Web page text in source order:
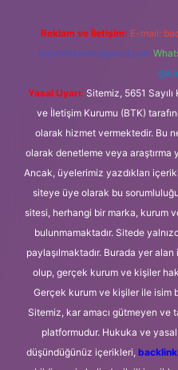
Reklam ve İletişim: E-mail:
forumhizmeti@gmail.com
Yasal Uyarı: Sitemiz, 5651
ve İletişim Kurumu (BTK)
olarak hizmet vermektedir. Bu
olarak denetleme veya araştırma
Ancak, üyelerimiz yazdıkları
siteye üye olarak bu
sitesi, herhangi bir marka, kurum
bulunmamaktadır. Sitede
paylaşılmaktadır. Burada yer
olup, gerçek kurum ve kişiler
Gerçek kurum ve kişiler ile isim
Sitemiz, kar amacı gütmeyen ve
platformudur. Hukuka ve
düşündüğünüz içerikleri,